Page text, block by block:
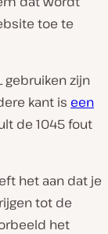
toe te
gebruiken zijn
kant is een
de 1045 fout
het aan dat je
tot de
het